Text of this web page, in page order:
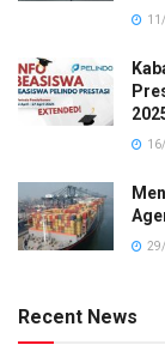
Recent News